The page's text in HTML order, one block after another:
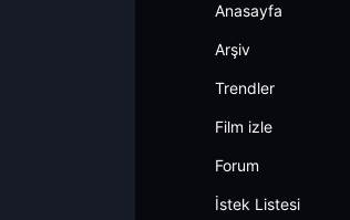
Anasayfa
Arşiv
Trendler
Film izle
Forum
İstek Listesi